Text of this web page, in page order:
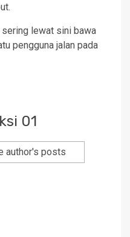
sering lewat sini bawa
pengguna jalan pada
01
author's posts